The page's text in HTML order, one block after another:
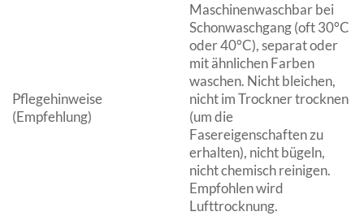
Pflegehinweise
(Empfehlung)
Maschinenwaschbar bei
Schonwaschgang (oft 30°C
oder 40°C), separat oder
mit ähnlichen Farben
waschen. Nicht bleichen,
nicht im Trockner trocknen
(um die
Fasereigenschaften zu
erhalten), nicht bügeln,
nicht chemisch reinigen.
Empfohlen wird
Lufttrocknung.